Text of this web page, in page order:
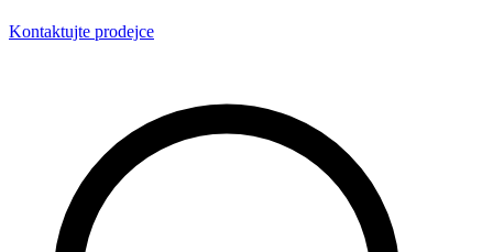
Kontaktujte prodejce